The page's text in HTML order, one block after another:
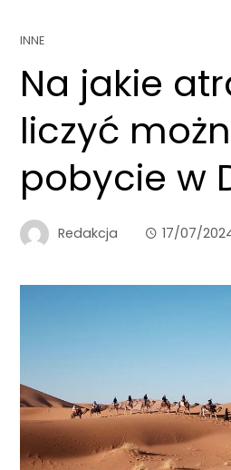
INNE
Na jakie
liczyć
pobycie w
Redakcja 17/07/